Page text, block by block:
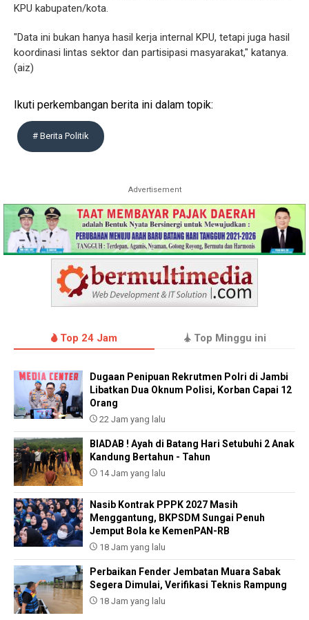
KPU kabupaten/kota.
"Data ini bukan hanya hasil kerja internal KPU, tetapi juga hasil
koordinasi lintas sektor dan partisipasi masyarakat," katanya.
(aiz)
Ikuti perkembangan berita ini dalam topik:
# Berita Politik
Advertisement
Top 24 Jam Top Minggu ini
Dugaan Penipuan Rekrutmen Polri di Jambi
Libatkan Dua Oknum Polisi, Korban Capai 12
Orang
22 Jam yang lalu
BIADAB ! Ayah di Batang Hari Setubuhi 2 Anak
Kandung Bertahun - Tahun
14 Jam yang lalu
Nasib Kontrak PPPK 2027 Masih
Menggantung, BKPSDM Sungai Penuh
Jemput Bola ke KemenPAN-RB
18 Jam yang lalu
Perbaikan Fender Jembatan Muara Sabak
Segera Dimulai, Verifikasi Teknis Rampung
18 Jam yang lalu